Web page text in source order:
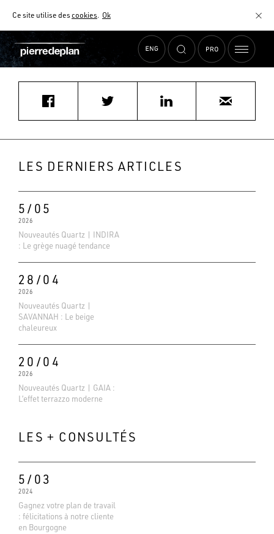
Ce site utilise descookies. Ok
AIDE AU CHOIX
Accueil Actualités PATRIX CUISINES
LES DERNIERS ARTICLES
5/05
2026
Nouveautés Quartz | INDIRA
: Le grège nuagé tendance
28/04
2026
Nouveautés Quartz |
SAVANNAH : Le beige
chaleureux
20/04
2026
Nouveautés Quartz | GAIA :
L’effet terrazzo moderne
LES + CONSULTÉS
5/03
2024
Gagnez votre plan de travail
: félicitations à notre cliente
en Bourgogne